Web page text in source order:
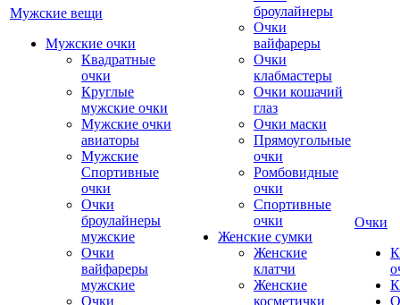
Мужские вещи
Мужские очки
Квадратные
очки
Круглые
мужские очки
Мужские очки
авиаторы
Мужские
Спортивные
очки
Очки
броулайнеры
мужские
Очки
вайфареры
мужские
Очки
броулайнеры
Очки
вайфареры
Очки
клабмастеры
Очки кошачий
глаз
Очки маски
Прямоугольные
очки
Ромбовидные
очки
Спортивные
очки
Женские сумки
Женские
клатчи
Женские
косметички
Очки